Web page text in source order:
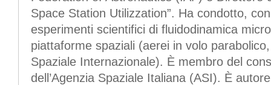
Space Station Utilizzation”. Ha condotto,
esperimenti scientifici di fluidodinamica
piattaforme spaziali (aerei in volo
Spaziale Internazionale). È membro del
dell’Agenzia Spaziale Italiana (ASI). È